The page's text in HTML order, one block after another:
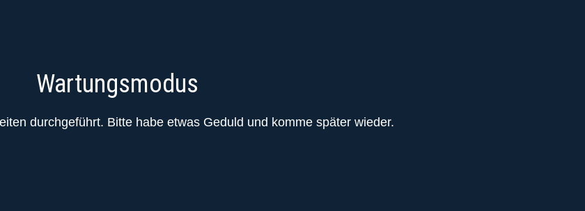
Wartungsmodus
durchgeführt. Bitte habe etwas Geduld und komme später wieder.